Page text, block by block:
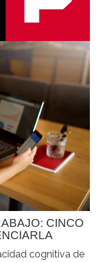
CINCO
cognitiva de